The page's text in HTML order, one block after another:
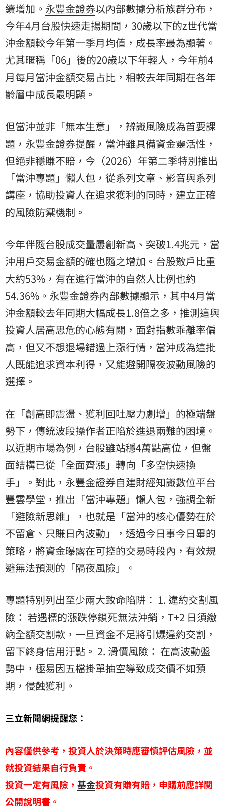
續增加。 永豐金證券以內部數據分析族群分布，
今年4月台股快速走揚期間，30歲以下的z世代當
沖金額較今年第一季月均值，成長率最為顯著。
尤其暱稱「06」後的20歲以下年輕人，今年前4
月每月當沖金額交易占比，相較去年同期在各年
齡層中成長最明顯。
但當沖並非「無本生意」，辨識風險成為首要課
題，永豐金證券提醒，當沖雖具備資金靈活性，
但絕非穩賺不賠，今（2026）年第二季特別推出
「當沖專題」懶人包，從系列文章、影音與系列
講座，協助投資人在追求獲利的同時，建立正確
的風險防禦機制。
今年伴隨台股成交量屢創新高、突破1.4兆元，當
沖用戶交易金額的確也隨之增加。台股散戶比重
大約53%，有在進行當沖的自然人比例也約
54.36%。永豐金證券內部數據顯示，其中4月當
沖金額較去年同期大幅成長1.8倍之多，推測這與
投資人居高思危的心態有關，面對指數乖離率偏
高，但又不想退場錯過上漲行情，當沖成為這批
人既能追求資本利得，又能避開隔夜波動風險的
選擇。
在「創高即震盪、獲利回吐壓力劇增」的極端盤
勢下，傳統波段操作者正陷於進退兩難的困境。
以近期市場為例，台股雖站穩4萬點高位，但盤
面結構已從「全面齊漲」轉向「多空快速換
手」。對此，永豐金證券自建財經知識數位平台
豐雲學堂，推出「當沖專題」懶人包，強調全新
「避險新思維」，也就是「當沖的核心優勢在於
不留倉、只賺日內波動」，透過今日事今日畢的
策略，將資金曝露在可控的交易時段內，有效規
避無法預測的「隔夜風險」。
專題特別列出至少兩大致命陷阱： 1. 違約交割風
險： 若遇標的漲跌停鎖死無法沖銷，T+2 日須繳
納全額交割款，一旦資金不足將引爆違約交割，
留下終身信用汙點。 2. 滑價風險： 在高波動盤
勢中，極易因五檔掛單抽空導致成交價不如預
期，侵蝕獲利。
三立新聞網提醒您：
內容僅供參考，投資人於決策時應審慎評估風險，並
就投資結果自行負責。
投資一定有風險， 基金投資有賺有賠，申購前應詳閱
公開說明書。